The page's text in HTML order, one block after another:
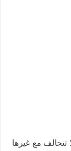
مع غيرها